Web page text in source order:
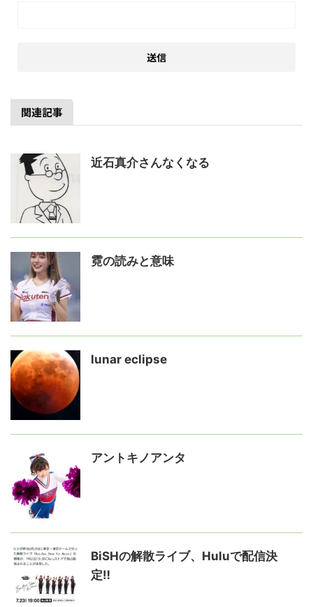
関連記事
近石真介さんなくなる
霓の読みと意味
lunar eclipse
アントキノアンタ
BiSHの解散ライブ、Huluで配信決
定‼️